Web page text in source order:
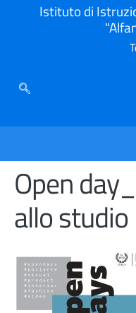
Istituto di
Open
allo studio